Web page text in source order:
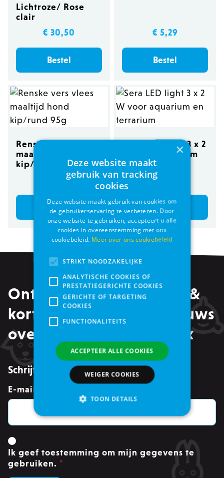
Lichtroze/ Rose
clair
€ 30,50
Bestel
€ 5,29
Bestel
Renske vers vlees
maaltijd hond
kip/rund 95g
€ 1,75
Bestel
Sera LED light 3 x 2
W voor aquarium
en terrarium
€ 57,89
Bestel
Ontvang alle promoties &
kortingen, maar ook nieuws
over events in je mailbox
Schrijf je in voor de nieuwsbrief
E-mailadres
Ik geef toestemming om mijn gegevens te
gebruiken. *
×
Deze website maakt
gebruik van tracking
cookies
Deze website maakt gebruik van cookies om
de gebruikerservaring te verbeteren. Door
onze website te gebruiken, accepteert u alle
cookies in overeenstemming met ons
cookiebeleid. Meer over ons cookiebeleid
STRIKT NOODZAKELIJKE
ANALYTISCHE COOKIES OF
PRESTATIEGERICHTE COOKIES
GERICHTE OF TARGETING
COOKIES
FUNCTIONALITEITS
ACCEPTEER ALLE COOKIES
WEIGER COOKIES
TOON DETAILS
Analytische cookies of prestatiegerichte cookies